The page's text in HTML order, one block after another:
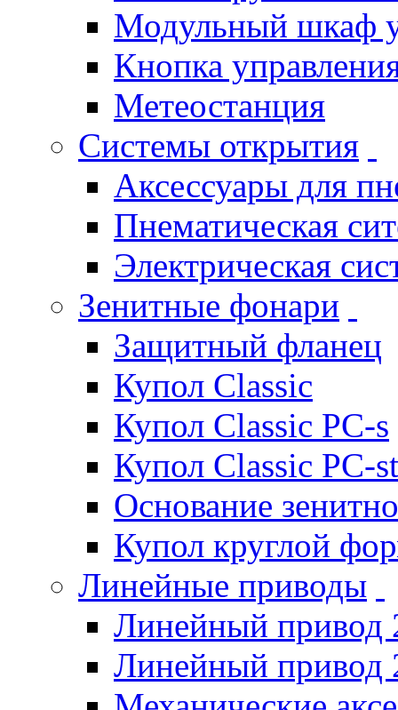
Модульный шкаф
Кнопка
Метеостанция
Системы открытия
Аксессуары для
Пнематическая
Электрическая
Зенитные фонари
Защитный фланец
Купол Classic
Купол Classic PC-s
Купол Classic PC-st
Основание
Купол круглой
Линейные приводы
Линейный привод
Линейный привод